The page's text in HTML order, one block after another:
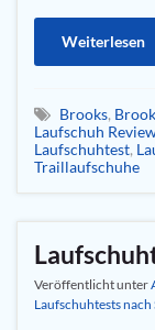
Weiterlesen
Brooks,
Laufschuh
Laufschuhtest,
Traillaufschuhe
Veröffentlicht unter
Laufschuhtests nach